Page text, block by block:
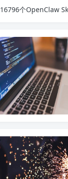
徐州园博园初步开放